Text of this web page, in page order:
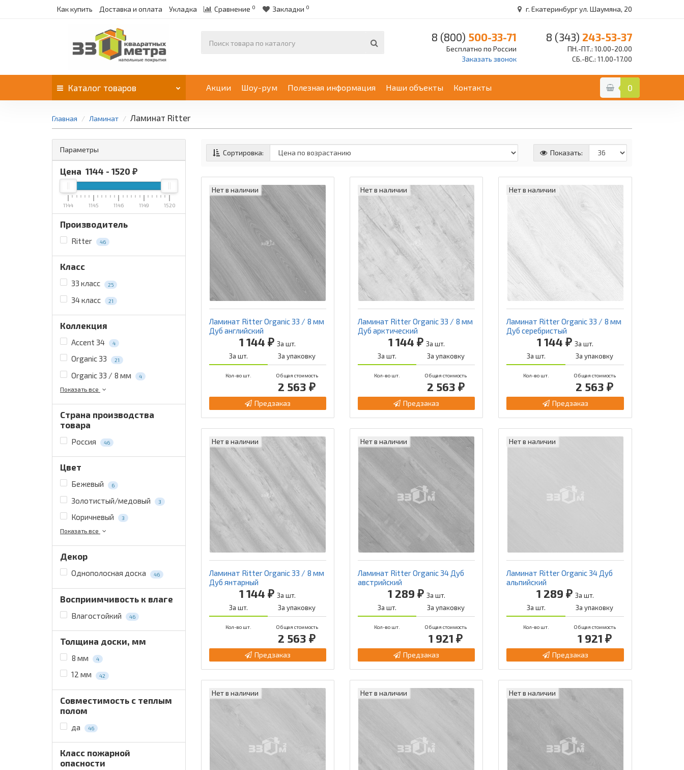
Как купить Доставка и оплата Укладка Сравнение 0 Закладки 0 г. Екатеринбург ул. Шаумяна, 20
8 (800) 500-33-71
Бесплатно по России
Заказать звонок
8 (343) 243-53-37
ПН.-ПТ.: 10.00-20.00
СБ.-ВС.: 11.00-17.00
Каталог товаров Акции Шоу-рум Полезная информация Наши объекты Контакты 0
Главная Ламинат Ламинат Ritter
Параметры
Цена 1144 - 1520 ₽
1144 1145 1146 1149 1520
Производитель
Ritter 46
Класс
33 класс 25
34 класс 21
Коллекция
Accent 34 4
Organic 33 21
Organic 33 / 8 мм 4
Показать все
Страна производства
товара
Россия 46
Цвет
Бежевый 6
Золотистый/медовый 3
Коричневый 3
Показать все
Декор
Однополосная доска 46
Восприимчивость к влаге
Влагостойкий 46
Толщина доски, мм
8 мм 4
12 мм 42
Совместимость с теплым
полом
да 46
Класс пожарной
опасности
Сортировка: Показать:
Нет в наличии
Ламинат Ritter Organic 33 / 8 мм
Дуб английский
1 144 ₽За шт.
За шт.
За упаковку
Кол-во шт. Общая стоимость
2 563 ₽
Предзаказ
Нет в наличии
Ламинат Ritter Organic 33 / 8 мм
Дуб арктический
1 144 ₽ За шт.
За шт.
За упаковку
Кол-во шт. Общая стоимость
2 563 ₽
Предзаказ
Нет в наличии
Ламинат Ritter Organic 33 / 8 мм
Дуб серебристый
1 144 ₽За шт.
За шт.
За упаковку
Кол-во шт. Общая стоимость
2 563 ₽
Предзаказ
Нет в наличии
Ламинат Ritter Organic 33 / 8 мм
Дуб янтарный
1 144 ₽За шт.
За шт.
За упаковку
Кол-во шт. Общая стоимость
2 563 ₽
Предзаказ
Нет в наличии
Ламинат Ritter Organic 34 Дуб
австрийский
1 289 ₽ За шт.
За шт.
За упаковку
Кол-во шт. Общая стоимость
1 921 ₽
Предзаказ
Нет в наличии
Ламинат Ritter Organic 34 Дуб
альпийский
1 289 ₽За шт.
За шт.
За упаковку
Кол-во шт. Общая стоимость
1 921 ₽
Предзаказ
Нет в наличии Нет в наличии Нет в наличии